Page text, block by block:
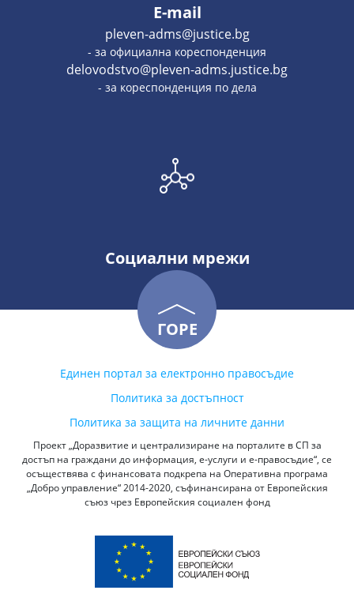
E-mail
pleven-adms@justice.bg
- за официална кореспонденция
delovodstvo@pleven-adms.justice.bg
- за кореспонденция по дела
Социални мрежи
ГОРЕ
Единен портал за електронно правосъдие
Политика за достъпност
Политика за защита на личните данни
Проект „Доразвитие и централизиране на порталите в СП за
достъп на граждани до информация, е-услуги и е-правосъдие“, се
осъществява с финансовата подкрепа на Оперативна програма
„Добро управление“ 2014-2020, съфинансирана от Европейския
съюз чрез Европейския социален фонд